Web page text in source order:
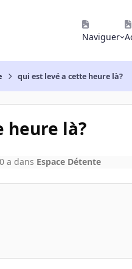
Naviguer
qui est levé a cette heure là?
heure là?
a dans Espace Détente